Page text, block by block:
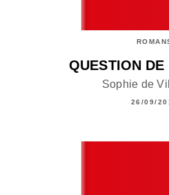
QUESTION DE
Sophie de
26/09/